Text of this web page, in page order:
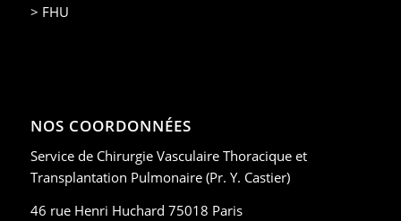
> FHU
NOS COORDONNÉES
Service de Chirurgie Vasculaire Thoracique et
Transplantation Pulmonaire (Pr. Y. Castier)
46 rue Henri Huchard 75018 Paris